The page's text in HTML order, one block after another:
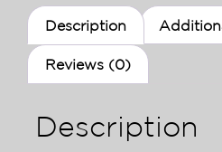
Description
Reviews (0)
Description